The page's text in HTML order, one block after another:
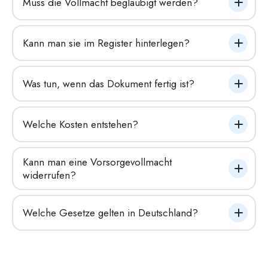
Kann man sie im Register hinterlegen?
Was tun, wenn das Dokument fertig ist?
Welche Kosten entstehen?
Kann man eine Vorsorgevollmacht
widerrufen?
Welche Gesetze gelten in Deutschland?